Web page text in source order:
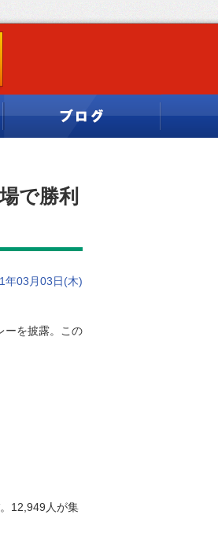
で勝利
年03月03日(木)
ーを披露。この
12,949人が集